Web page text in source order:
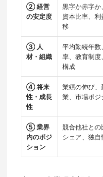
② 経営
の安定度
黒字か赤字か
資本比率、利
移
③ 人
材・組織
平均勤続年数
率、教育制度
構成
④ 将来
性・成長
性
業績の伸び、
業、市場ポジ
⑤ 業界
内のポジ
ション
競合他社との
シェア、独自